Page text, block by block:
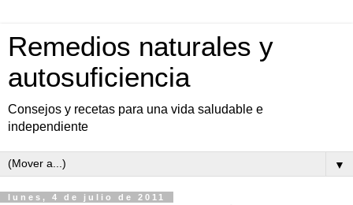
Remedios naturales y
autosuficiencia
Consejos y recetas para una vida saludable e
independiente
▼
lunes, 4 de julio de 2011